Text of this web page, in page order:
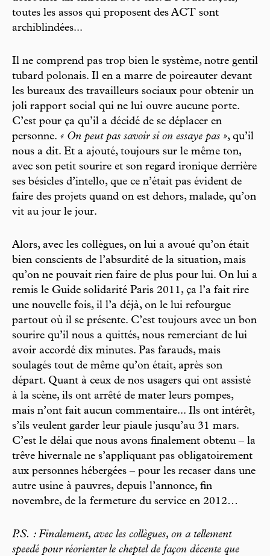
toutes les assos qui proposent des ACT sont
archiblindées...
Il ne comprend pas trop bien le système, notre gentil
tubard polonais. Il en a marre de poireauter devant
les bureaux des travailleurs sociaux pour obtenir un
joli rapport social qui ne lui ouvre aucune porte.
C’est pour ça qu’il a décidé de se déplacer en
personne. « On peut pas savoir si on essaye pas », qu’il
nous a dit. Et a ajouté, toujours sur le même ton,
avec son petit sourire et son regard ironique derrière
ses bésicles d’intello, que ce n’était pas évident de
faire des projets quand on est dehors, malade, qu’on
vit au jour le jour.
Alors, avec les collègues, on lui a avoué qu’on était
bien conscients de l’absurdité de la situation, mais
qu’on ne pouvait rien faire de plus pour lui. On lui a
remis le Guide solidarité Paris 2011, ça l’a fait rire
une nouvelle fois, il l’a déjà, on le lui refourgue
partout où il se présente. C’est toujours avec un bon
sourire qu’il nous a quittés, nous remerciant de lui
avoir accordé dix minutes. Pas farauds, mais
soulagés tout de même qu’on était, après son
départ. Quant à ceux de nos usagers qui ont assisté
à la scène, ils ont arrêté de mater leurs pompes,
mais n’ont fait aucun commentaire... Ils ont intérêt,
s’ils veulent garder leur piaule jusqu’au 31 mars.
C’est le délai que nous avons finalement obtenu – la
trêve hivernale ne s’appliquant pas obligatoirement
aux personnes hébergées – pour les recaser dans une
autre usine à pauvres, depuis l’annonce, fin
novembre, de la fermeture du service en 2012…
P.S. : Finalement, avec les collègues, on a tellement
speedé pour réorienter le cheptel de façon décente que